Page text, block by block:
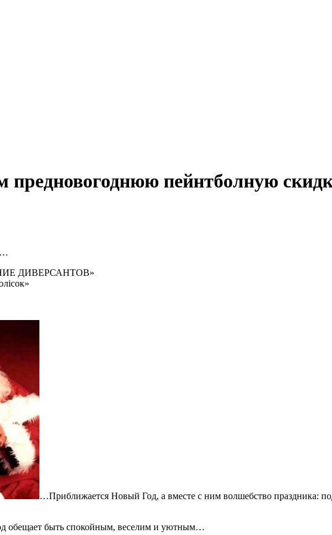
предновогоднюю пейнтболную
ДИВЕРСАНТОВ»
…Приближается Новый Год, а вместе с ним волшебство праздника:
обещает быть спокойным, веселим и уютным…